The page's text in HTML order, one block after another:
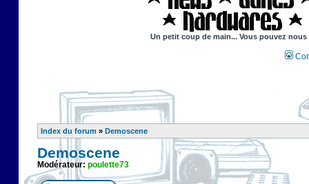
Un petit coup de main... Vous pouvez
Index du forum » Demoscene
Demoscene
Modérateur: poulette73